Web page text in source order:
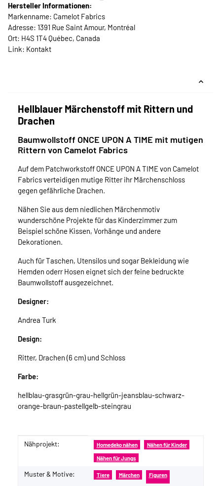
Hersteller Informationen:
Markenname: Camelot Fabrics
Adresse: 1391 Rue Saint Amour, Montréal
Ort: H4S 1T4 Québec, Canada
Link: Kontakt
Hellblauer Märchenstoff mit Rittern und
Drachen
Baumwollstoff ONCE UPON A TIME mit mutigen
Rittern von Camelot Fabrics
Auf dem Patchworkstoff ONCE UPON A TIME von Camelot
Fabrics verteidigen mutige Ritter ihr Märchenschloss
gegen gefährliche Drachen.
Nähen Sie aus dem niedlichen Märchenmotiv
wunderschöne Projekte für das Kinderzimmer zum
Beispiel schöne Kissen, Vorhänge und andere
Dekorationen.
Auch für Taschen, Utensilos und sogar Bekleidung wie
Hemden oderr Hosen eignet sich der feine bedruckte
Baumwollstoff ausgezeichnet.
Designer:
Andrea Turk
Design:
Ritter, Drachen (6 cm) und Schloss
Farbe:
hellblau-grasgrün-grau-hellgrün-jeansblau-schwarz-
orange-braun-pastellgelb-steingrau
Produkteigenschaft
Wert
Nähprojekt: Homedeko nähen Nähen für Kinder
Nähen für Jungs
Muster & Motive: Tiere Märchen Figuren